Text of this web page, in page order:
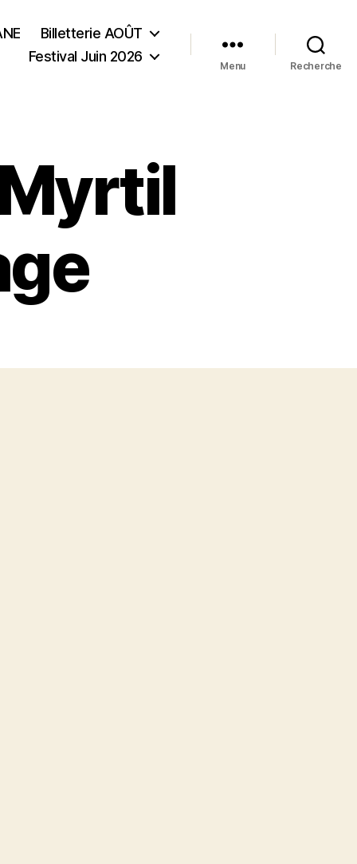
Billetterie AOÛT
Festival Juin 2026
Menu Recherche